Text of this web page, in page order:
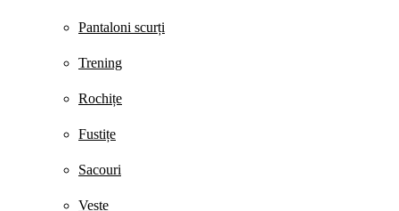
Pantaloni scurți
Trening
Rochițe
Fustițe
Sacouri
Veste